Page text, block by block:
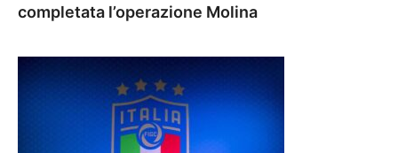
completata l’operazione Molina